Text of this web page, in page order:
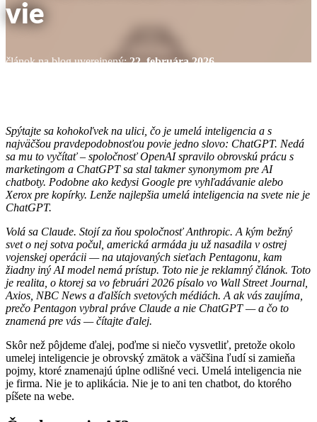
vie
článok na blog uverejnený:22. februára 2026
Spýtajte sa kohokoľvek na ulici, čo je umelá inteligencia a s
najväčšou pravdepodobnosťou povie jedno slovo: ChatGPT. Nedá
sa mu to vyčítať – spoločnosť OpenAI spravilo obrovskú prácu s
marketingom a ChatGPT sa stal takmer synonymom pre AI
chatboty. Podobne ako kedysi Google pre vyhľadávanie alebo
Xerox pre kopírky. Lenže najlepšia umelá inteligencia na svete nie je
ChatGPT.
Volá sa Claude. Stojí za ňou spoločnosť Anthropic. A kým bežný
svet o nej sotva počul, americká armáda ju už nasadila v ostrej
vojenskej operácii — na utajovaných sieťach Pentagonu, kam
žiadny iný AI model nemá prístup. Toto nie je reklamný článok. Toto
je realita, o ktorej sa vo februári 2026 písalo vo Wall Street Journal,
Axios, NBC News a ďalších svetových médiách. A ak vás zaujíma,
prečo Pentagon vybral práve Claude a nie ChatGPT — a čo to
znamená pre vás — čítajte ďalej.
Skôr než pôjdeme ďalej, poďme si niečo vysvetliť, pretože okolo
umelej inteligencie je obrovský zmätok a väčšina ľudí si zamieňa
pojmy, ktoré znamenajú úplne odlišné veci. Umelá inteligencia nie
je firma. Nie je to aplikácia. Nie je to ani ten chatbot, do ktorého
píšete na webe.